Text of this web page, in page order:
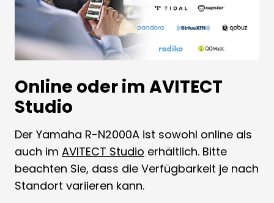
Online oder im AVITECT
Studio
Der Yamaha R-N2000A ist sowohl online als
auch im AVITECT Studio erhältlich. Bitte
beachten Sie, dass die Verfügbarkeit je nach
Standort variieren kann.